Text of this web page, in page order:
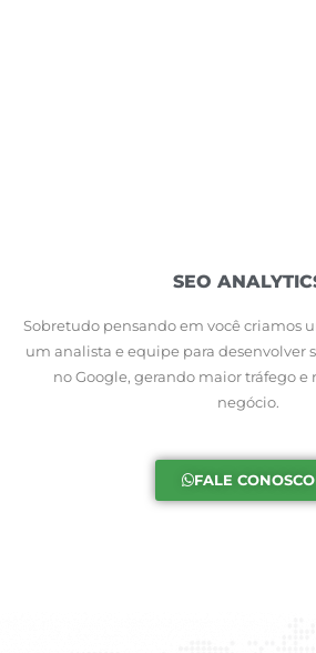
SEO
Sobretudo pensando em você criamos
um analista e equipe para desenvolver
no Google, gerando maior tráfego e
negócio.
FALE CONOSCO